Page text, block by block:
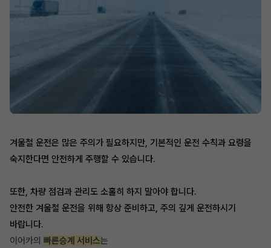
겨울철 운전은 많은 주의가 필요하지만, 기본적인 운전 수칙과 요령을
숙지한다면 안전하게 주행할 수 있습니다.
또한, 차량 점검과 관리도 소홀히 하지 말아야 합니다.
안전한 겨울철 운전을 위해 항상 준비하고, 주의 깊게 운전하시기
바랍니다.
이어카의 빠른승계 서비스는